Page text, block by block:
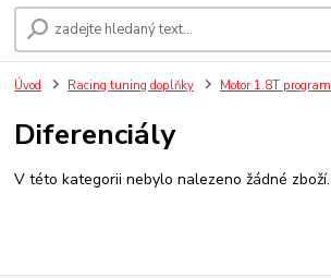
Úvod Racing tuning doplňky Motor 1.8T program
Diferenciály
V této kategorii nebylo nalezeno žádné zboží.